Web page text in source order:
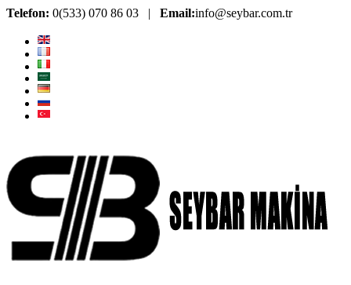
Telefon: 0(533) 070 86 03 | Email:info@seybar.com.tr